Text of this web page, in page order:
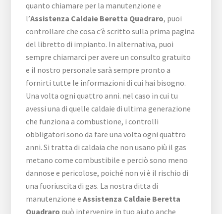
quanto chiamare per la manutenzione e
l’Assistenza Caldaie Beretta Quadraro, puoi
controllare che cosa c’è scritto sulla prima pagina
del libretto di impianto. In alternativa, puoi
sempre chiamarci per avere un consulto gratuito
e il nostro personale sarà sempre pronto a
fornirti tutte le informazioni di cui hai bisogno.
Una volta ogni quattro anni. nel caso in cui tu
avessi una di quelle caldaie di ultima generazione
che funziona a combustione, i controlli
obbligatori sono da fare una volta ogni quattro
anni. Si tratta di caldaia che non usano più il gas
metano come combustibile e perciò sono meno
dannose e pericolose, poiché non vi è il rischio di
una fuoriuscita di gas. La nostra ditta di
manutenzione eAssistenza Caldaie Beretta
Quadraro può intervenire in tuo aiuto anche